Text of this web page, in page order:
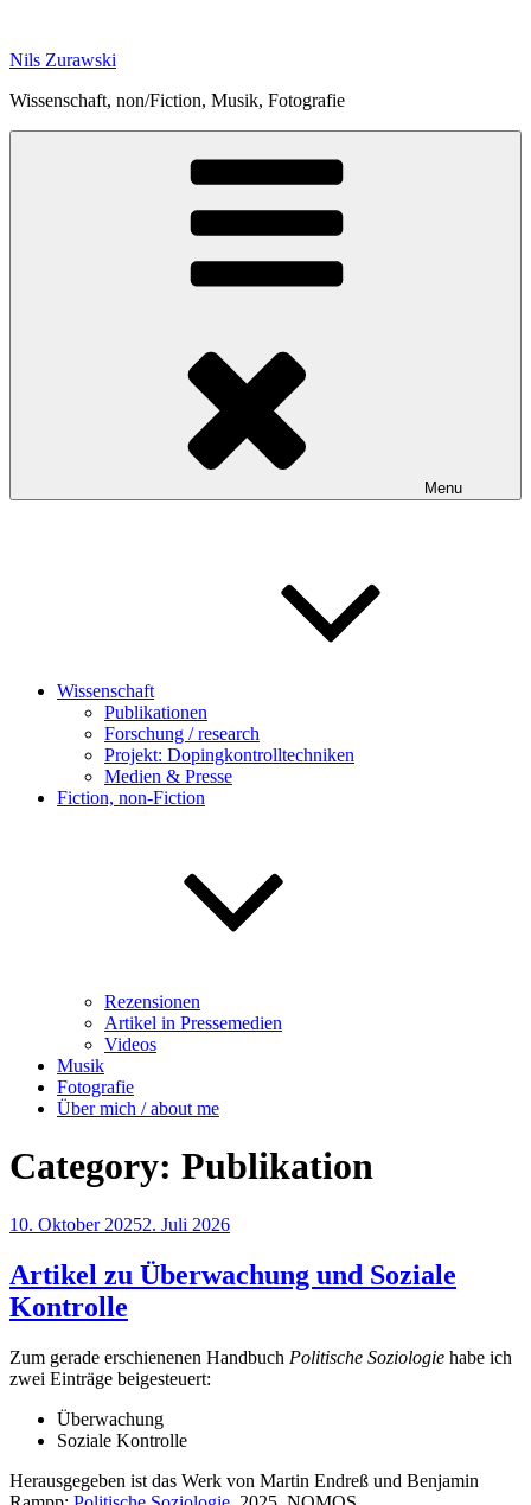
content
Nils Zurawski
Wissenschaft, non/Fiction, Musik, Fotografie
Menu
Wissenschaft
Publikationen
Forschung / research
Projekt: Dopingkontrolltechniken
Medien & Presse
Fiction, non-Fiction
Rezensionen
Artikel in Pressemedien
Videos
Musik
Fotografie
Über mich / about me
Category: Publikation
Posted
10. Oktober 20252. Juli 2026
Artikel zu Überwachung und Soziale
Kontrolle
Zum gerade erschienenen Handbuch Politische Soziologie habe ich
zwei Einträge beigesteuert:
Überwachung
Soziale Kontrolle
Herausgegeben ist das Werk von Martin Endreß und Benjamin